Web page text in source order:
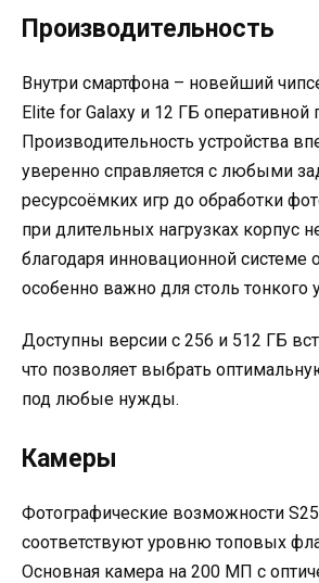
Производительность
Внутри смартфона – новейший
Elite for Galaxy и 12 ГБ оперативной
Производительность устройства
уверенно справляется с любыми
ресурсоёмких игр до обработки
при длительных нагрузках корпус
благодаря инновационной системе
особенно важно для столь тонкого
Доступны версии с 256 и 512 ГБ
что позволяет выбрать
под любые нужды.
Камеры
Фотографические возможности
соответствуют уровню топовых
Основная камера на 200 МП с